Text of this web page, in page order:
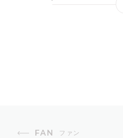
10段階
FAN ファン